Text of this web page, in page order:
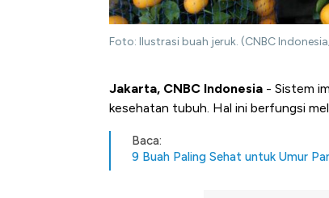
Foto: Ilustrasi buah jeruk. (CNBC
Jakarta, CNBC Indonesia - Sistem
kesehatan tubuh. Hal ini berfungsi
Baca:
9 Buah Paling Sehat untuk Umur